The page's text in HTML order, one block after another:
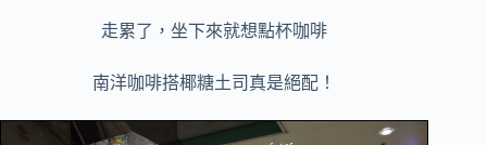
走累了，坐下來就想點杯咖啡
南洋咖啡搭椰糖土司真是絕配！